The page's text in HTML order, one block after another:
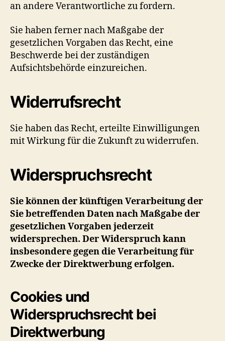
an andere Verantwortliche zu fordern.
Sie haben ferner nach Maßgabe der
gesetzlichen Vorgaben das Recht, eine
Beschwerde bei der zuständigen
Aufsichtsbehörde einzureichen.
Widerrufsrecht
Sie haben das Recht, erteilte Einwilligungen
mit Wirkung für die Zukunft zu widerrufen.
Widerspruchsrecht
Sie können der künftigen Verarbeitung der
Sie betreffenden Daten nach Maßgabe der
gesetzlichen Vorgaben jederzeit
widersprechen. Der Widerspruch kann
insbesondere gegen die Verarbeitung für
Zwecke der Direktwerbung erfolgen.
Cookies und
Widerspruchsrecht bei
Direktwerbung